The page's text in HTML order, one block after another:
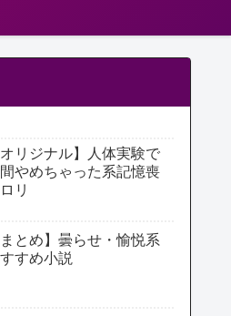
オリジナル】人体実験で
やめちゃった系記憶喪
リ
まとめ】曇らせ・愉悦系
すめ小説